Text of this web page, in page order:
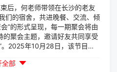
后，何老师带领在长沙的老友
们的宿舍，共进晚餐、交流、倾
”的形式呈现，每一期聚会将由
的聚会主题，邀请好友共同享受
。2025年10月28日，该节目入
全部